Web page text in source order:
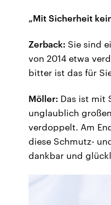
„Mit Sicherheit
Zerback: Sie sind
von 2014 etwa
bitter ist das für
Möller: Das ist mit
unglaublich
verdoppelt. Am
diese Schmutz-
dankbar und